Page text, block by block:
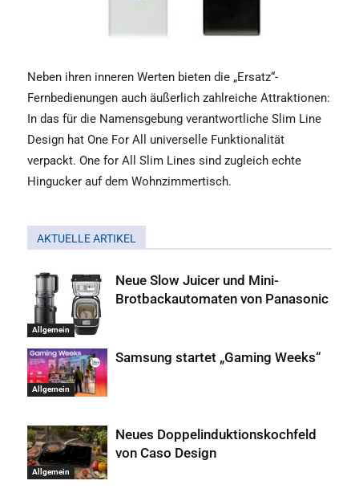
Neben ihren inneren Werten bieten die „Ersatz“-
Fernbedienungen auch äußerlich zahlreiche Attraktionen:
In das für die Namensgebung verantwortliche Slim Line
Design hat One For All universelle Funktionalität
verpackt. One for All Slim Lines sind zugleich echte
Hingucker auf dem Wohnzimmertisch.
AKTUELLE ARTIKEL
Allgemein
Neue Slow Juicer und Mini-
Brotbackautomaten von Panasonic
Allgemein
Samsung startet „Gaming Weeks“
Allgemein
Neues Doppelinduktionskochfeld
von Caso Design